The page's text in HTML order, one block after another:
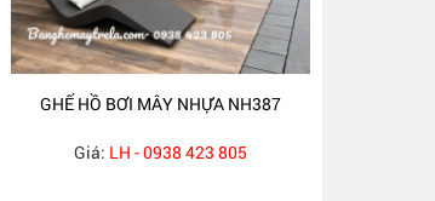
GHẾ HỒ BƠI MÂY NHỰA NH387
Giá: LH - 0938 423 805